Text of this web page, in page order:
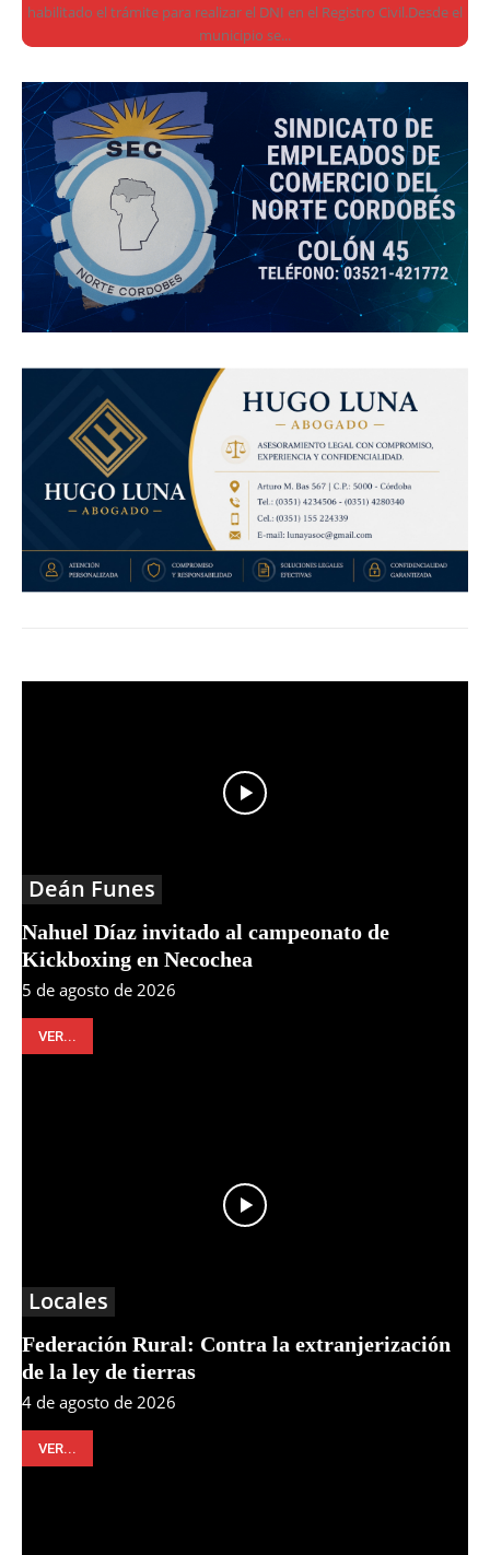
habilitado el trámite para realizar el DNI en el Registro Civil.Desde el
municipio se...
Deán Funes
Nahuel Díaz invitado al campeonato de
Kickboxing en Necochea
5 de agosto de 2026
VER...
Locales
Federación Rural: Contra la extranjerización
de la ley de tierras
4 de agosto de 2026
VER...